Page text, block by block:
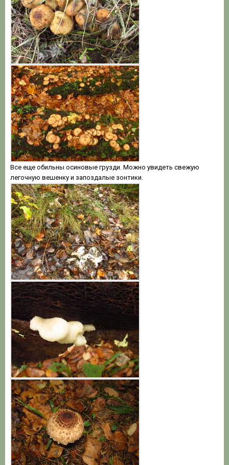
Все еще обильны осиновые грузди. Можно увидеть свежую
легочную вешенку и запоздалые зонтики.